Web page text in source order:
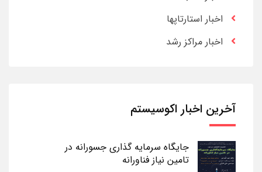
اخبار استارتاپها
اخبار مراکز رشد
آخرین اخبار اکوسیستم
جایگاه سرمایه گذاری جسورانه در
تامین نیاز فناورانه